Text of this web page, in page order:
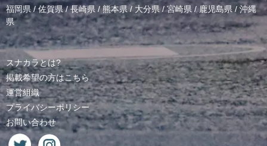
福岡県/佐賀県/長崎県 /熊本県/ 大分県/宮崎県 /鹿児島県 / 沖縄
県
スナカラとは?
掲載希望の方はこちら
運営組織
プライバシーポリシー
お問い合わせ